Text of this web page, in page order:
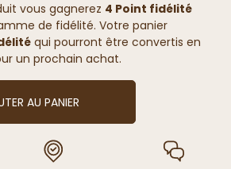
vous gagnerez 4 Point fidélité
de fidélité. Votre panier
qui pourront être convertis en
un prochain achat.
AU PANIER